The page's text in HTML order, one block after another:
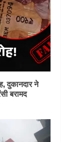
दुकानदार ने
बरामद